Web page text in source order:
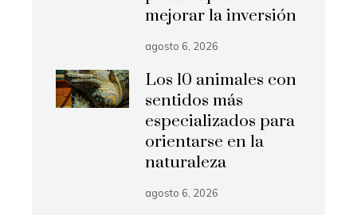
mejorar la inversión
agosto 6, 2026
Los 10 animales con
sentidos más
especializados para
orientarse en la
naturaleza
agosto 6, 2026